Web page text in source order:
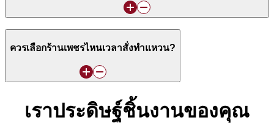
ควรเลือกร้านเพชรไหนเวลาสั่งทำแหวน?
เราประดิษฐ์ชิ้นงานของคุณ